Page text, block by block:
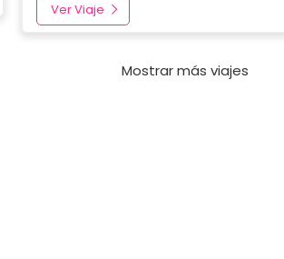
Ver Viaje
Mostrar más viajes